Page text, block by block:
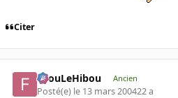
Citer
FilouLeHibou Ancien
Posté(e) le 13 mars 200422 a